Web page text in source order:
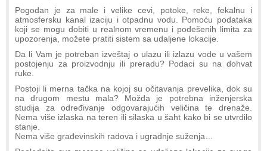
Pogodan je za male i velike cevi, potoke, reke, fekalnu i
atmosfersku kanal izaciju i otpadnu vodu. Pomoću podataka
koji se mogu dobiti u realnom vremenu i podešenih limita za
upozorenja, možete pratiti sistem sa udaljene lokacije.
Da li Vam je potreban izveštaj o ulazu ili izlazu vode u vašem
postojenju za proizvodnju ili preradu? Podaci su na dohvat
ruke.
Postoji li merna tačka na kojoj su očitavanja prevelika, dok su
na drugom mestu mala? Možda je potrebna inženjerska
studija za određivanje odgovarajućih veličina te drenaže.
Nema više izlaska na teren ili silaska u šaht kako bi se utvrdilo
stanje.
Nema više građevinskih radova i ugradnje suženja…